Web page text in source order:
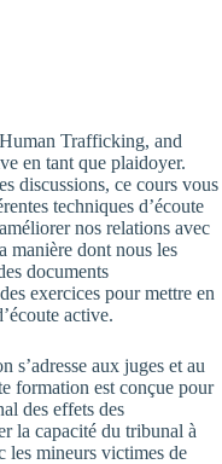
Trafficking, and
en tant que plaidoyer.
discussions, ce cours vous
techniques d’écoute
nos relations avec
manière dont nous les
documents
exercices pour mettre en
active.
s’adresse aux juges et au
formation est conçue pour
des effets des
la capacité du tribunal à
les mineurs victimes de